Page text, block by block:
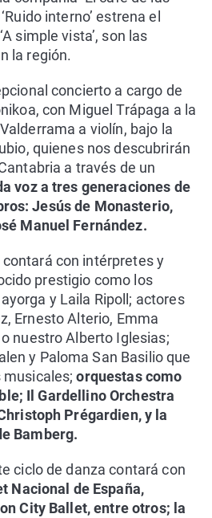
interno’ estrena el
simple vista’, son las
la región.
concierto a cargo de
con Miguel Trápaga a la
a violín, bajo la
quienes nos descubrirán
a través de un
voz a tres generaciones de
Jesús de Monasterio,
Manuel Fernández.
con intérpretes y
prestigio como los
y Laila Ripoll; actores
Ernesto Alterio, Emma
nuestro Alberto Iglesias;
y Paloma San Basilio que
musicales;orquestas como
Il Gardellino Orchestra
Prégardien, y la
Bamberg.
ciclo de danza contará con
Nacional de España,
City Ballet, entre otros; la